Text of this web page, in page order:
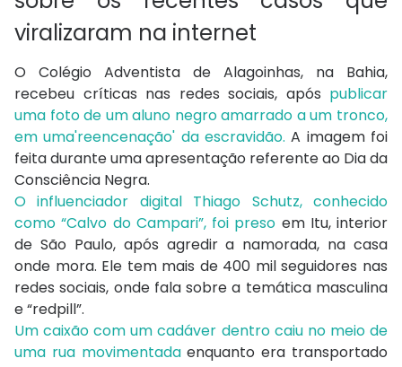
viralizaram na internet
O Colégio Adventista de Alagoinhas, na Bahia,
recebeu críticas nas redes sociais, após publicar
uma foto de um aluno negro amarrado a um tronco,
em uma'reencenação' da escravidão.A imagem foi
feita durante uma apresentação referente ao Dia da
Consciência Negra.
O influenciador digital Thiago Schutz, conhecido
como “Calvo do Campari”, foi preso em Itu, interior
de São Paulo, após agredir a namorada, na casa
onde mora. Ele tem mais de 400 mil seguidores nas
redes sociais, onde fala sobre a temática masculina
e “redpill”.
Um caixão com um cadáver dentro caiu no meio de
uma rua movimentadaenquanto era transportado